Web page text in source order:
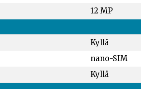
12 MP
Kyllä
nano-SIM
Kyllä